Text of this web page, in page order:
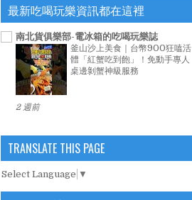
最新吃喝玩樂資訊都在這裡
南北貨俱樂部-電冰箱的吃喝玩樂誌
釜山沙上美食｜台幣900狂嗑活
體「紅蟹吃到飽」！免動手專人
桌邊剝蟹神級服務
2 週前
TRANSLATE THIS PAGE
Select Language ▼